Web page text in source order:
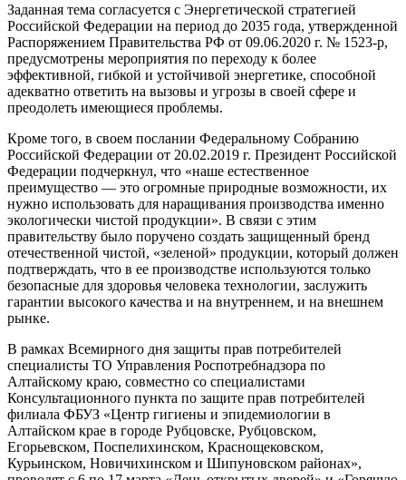
Заданная тема согласуется с Энергетической стратегией
Российской Федерации на период до 2035 года, утвержденной
Распоряжением Правительства РФ от 09.06.2020 г. № 1523-р,
предусмотрены мероприятия по переходу к более
эффективной, гибкой и устойчивой энергетике, способной
адекватно ответить на вызовы и угрозы в своей сфере и
преодолеть имеющиеся проблемы.
Кроме того, в своем послании Федеральному Собранию
Российской Федерации от 20.02.2019 г. Президент Российской
Федерации подчеркнул, что «наше естественное
преимущество — это огромные природные возможности, их
нужно использовать для наращивания производства именно
экологически чистой продукции». В связи с этим
правительству было поручено создать защищенный бренд
отечественной чистой, «зеленой» продукции, который должен
подтверждать, что в ее производстве используются только
безопасные для здоровья человека технологии, заслужить
гарантии высокого качества и на внутреннем, и на внешнем
рынке.
В рамках Всемирного дня защиты прав потребителей
специалисты ТО Управления Роспотребнадзора по
Алтайскому краю, совместно со специалистами
Консультационного пункта по защите прав потребителей
филиала ФБУЗ «Центр гигиены и эпидемиологии в
Алтайском крае в городе Рубцовске, Рубцовском,
Егорьевском, Поспелихинском, Краснощековском,
Курьинском, Новичихинском и Шипуновском районах»,